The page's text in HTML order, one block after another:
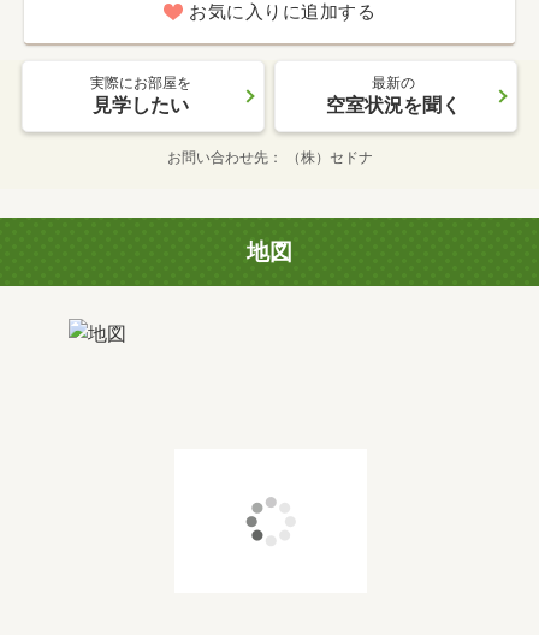
お気に入りに追加する
実際にお部屋を
見学したい
最新の
空室状況を聞く
お問い合わせ先 （株）セドナ
地図